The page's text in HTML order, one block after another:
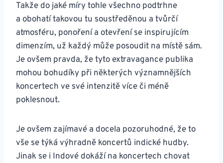
Takže do jaké míry tohle všechno podtrhne
a obohatí takovou tu soustředěnou a tvůrčí
atmosféru, ponoření a otevření se inspirujícím
dimenzím, už každý může posoudit na místě sám.
Je ovšem pravda, že tyto extravagance publika
mohou bohudíky při některých významnějších
koncertech ve své intenzitě více či méně
poklesnout.
Je ovšem zajímavé a docela pozoruhodné, že to
vše se týká výhradně koncertů indické hudby.
Jinak se i Indové dokáží na koncertech chovat